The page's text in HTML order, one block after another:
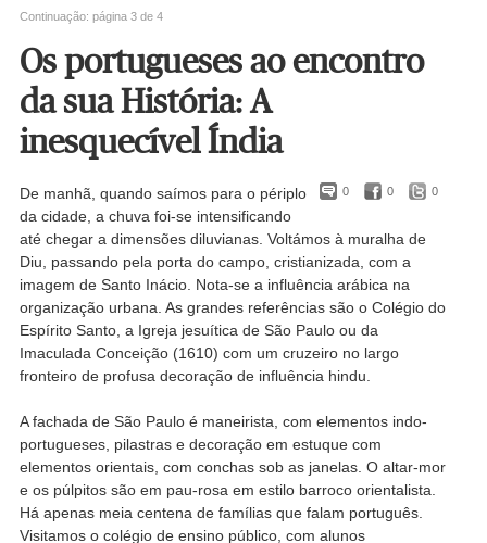
Continuação: página 3 de 4
Os portugueses ao encontro
da sua História: A
inesquecível Índia
0 0 0
De manhã, quando saímos para o périplo
da cidade, a chuva foi-se intensificando
até chegar a dimensões diluvianas. Voltámos à muralha de
Diu, passando pela porta do campo, cristianizada, com a
imagem de Santo Inácio. Nota-se a influência arábica na
organização urbana. As grandes referências são o Colégio do
Espírito Santo, a Igreja jesuítica de São Paulo ou da
Imaculada Conceição (1610) com um cruzeiro no largo
fronteiro de profusa decoração de influência hindu.
A fachada de São Paulo é maneirista, com elementos indo-
portugueses, pilastras e decoração em estuque com
elementos orientais, com conchas sob as janelas. O altar-mor
e os púlpitos são em pau-rosa em estilo barroco orientalista.
Há apenas meia centena de famílias que falam português.
Visitamos o colégio de ensino público, com alunos